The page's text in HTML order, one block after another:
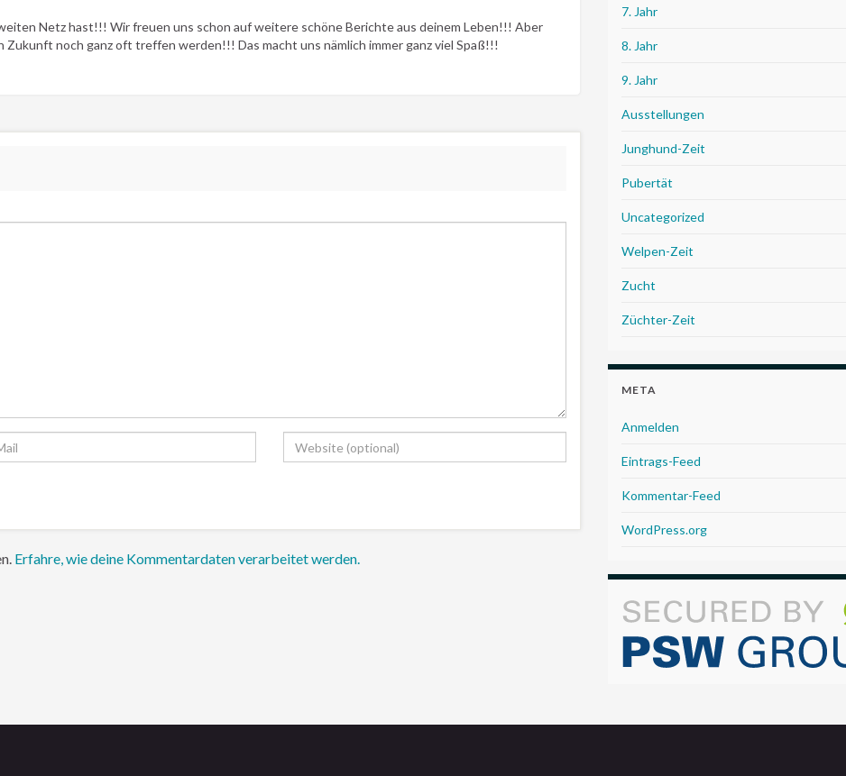
Netz hast!!! Wir freuen uns schon auf weitere schöne Berichte aus deinem Leben!!! Aber
noch ganz oft treffen werden!!! Das macht uns nämlich immer ganz viel Spaß!!!
Erfahre, wie deine Kommentardaten verarbeitet werden.
7. Jahr
8. Jahr
9. Jahr
Ausstellungen
Junghund-Zeit
Pubertät
Uncategorized
Welpen-Zeit
Zucht
Züchter-Zeit
META
Anmelden
Eintrags-Feed
Kommentar-Feed
WordPress.org